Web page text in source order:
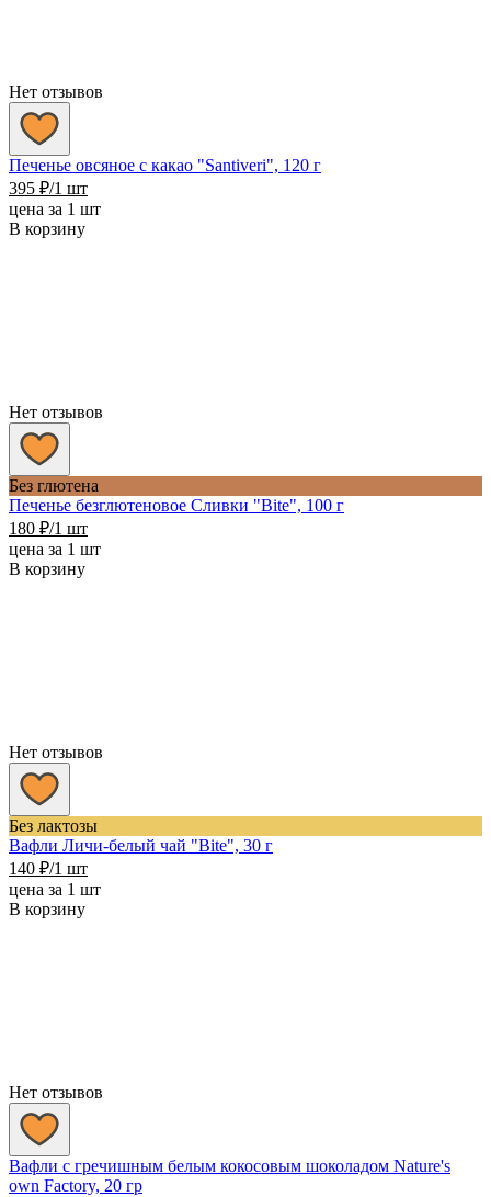
Нет отзывов
Печенье овсяное с какао "Santiveri", 120 г
395 ₽/1 шт
цена за 1 шт
В корзину
Нет отзывов
Без глютена
Печенье безглютеновое Сливки "Bite", 100 г
180 ₽/1 шт
цена за 1 шт
В корзину
Нет отзывов
Без лактозы
Вафли Личи-белый чай "Bite", 30 г
140 ₽/1 шт
цена за 1 шт
В корзину
Нет отзывов
Вафли с гречишным белым кокосовым шоколадом Nature's
own Factory, 20 гр